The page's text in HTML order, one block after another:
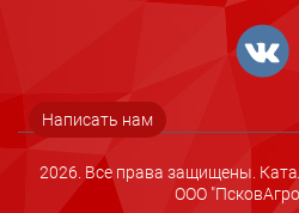
Написать нам
2026. Все права защищены.
ООО